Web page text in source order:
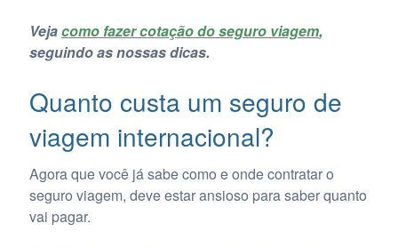
Vejacomo fazer cotação do seguro viagem,
seguindo as nossas dicas.
Quanto custa um seguro de
viagem internacional?
Agora que você já sabe como e onde contratar o
seguro viagem, deve estar ansioso para saber quanto
vai pagar.